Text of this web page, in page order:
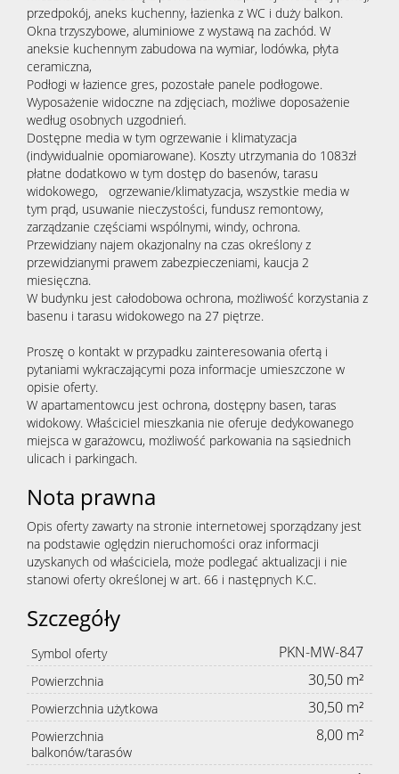
przedpokój, aneks kuchenny, łazienka z WC i duży balkon.
Okna trzyszybowe, aluminiowe z wystawą na zachód. W
aneksie kuchennym zabudowa na wymiar, lodówka, płyta
ceramiczna,
Podłogi w łazience gres, pozostałe panele podłogowe.
Wyposażenie widoczne na zdjęciach, możliwe doposażenie
według osobnych uzgodnień.
Dostępne media w tym ogrzewanie i klimatyzacja
(indywidualnie opomiarowane). Koszty utrzymania do 1083zł
płatne dodatkowo w tym dostęp do basenów, tarasu
widokowego, ogrzewanie/klimatyzacja, wszystkie media w
tym prąd, usuwanie nieczystości, fundusz remontowy,
zarządzanie częściami wspólnymi, windy, ochrona.
Przewidziany najem okazjonalny na czas określony z
przewidzianymi prawem zabezpieczeniami, kaucja 2
miesięczna.
W budynku jest całodobowa ochrona, możliwość korzystania z
basenu i tarasu widokowego na 27 piętrze.
Proszę o kontakt w przypadku zainteresowania ofertą i
pytaniami wykraczającymi poza informacje umieszczone w
opisie oferty.
W apartamentowcu jest ochrona, dostępny basen, taras
widokowy. Właściciel mieszkania nie oferuje dedykowanego
miejsca w garażowcu, możliwość parkowania na sąsiednich
ulicach i parkingach.
Nota prawna
Opis oferty zawarty na stronie internetowej sporządzany jest
na podstawie oględzin nieruchomości oraz informacji
uzyskanych od właściciela, może podlegać aktualizacji i nie
stanowi oferty określonej w art. 66 i następnych K.C.
Szczegóły
Symbol oferty PKN-MW-847
Powierzchnia 30,50 m²
Powierzchnia użytkowa 30,50 m²
Powierzchnia
balkonów/tarasów
8,00 m²